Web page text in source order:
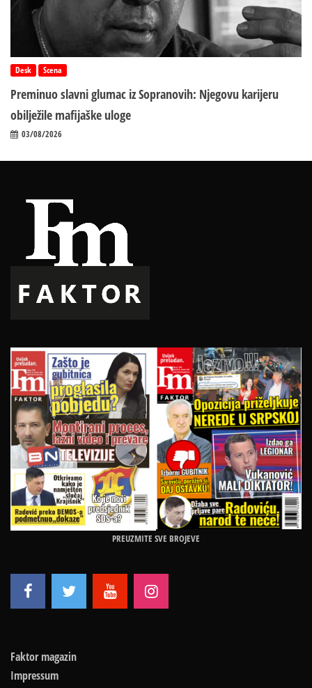
Desk Scena
Preminuo slavni glumac iz Sopranovih: Njegovu karijeru
obilježile mafijaške uloge
03/08/2026
PREUZMITE SVE BROJEVE
Faktor magazin
Impressum